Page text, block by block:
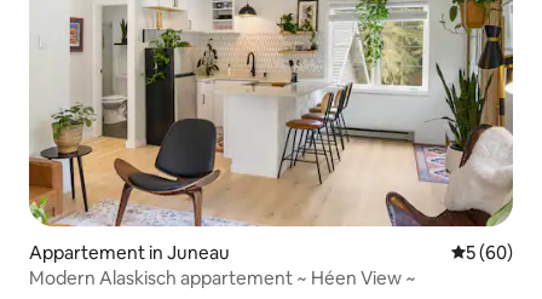
Appartement in Juneau
5 (60)
Modern Alaskisch appartement ~ Héen View ~